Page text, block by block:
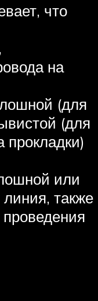
что
на
(для
(для
прокладки)
или
также
проведения